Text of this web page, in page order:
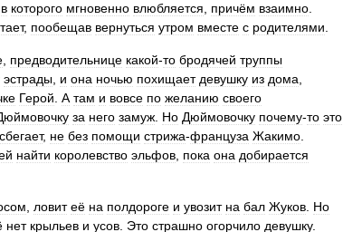
в которого мгновенно влюбляется причём взаимно
, пообещав вернуться утром вместе с родителями
предводительнице какой-то бродячей труппы
эстрады и она ночью похищает девушку из дома
Герой А там и вовсе по желанию своего
за него замуж Но Дюймовочку почему-то это
сбегает, не без помощи стрижа-француза Жакимо
найти королевство эльфов пока она добирается
ловит её на полдороге и увозит на бал Жуков Но
нет крыльев и усов Это страшно огорчило девушку.